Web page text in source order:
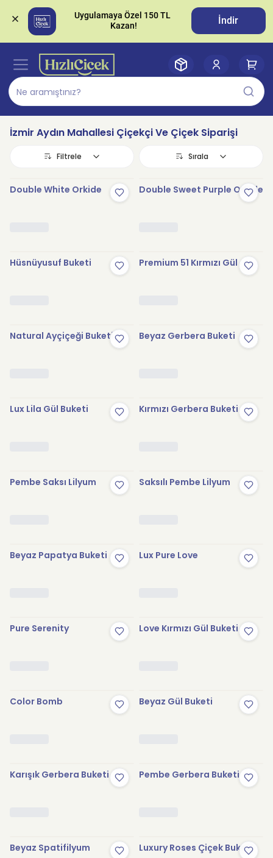
Uygulamaya Özel 150 TL
İndir
İzmir Aydın Mahallesi Çiçekçi Ve Çiçek Siparişi
Filtrele Sırala
Double White Orkide Double Sweet Purple Orkide
Hüsnüyusuf Buketi Premium 51 Kırmızı Gül
Natural Ayçiçeği Buketi Beyaz Gerbera Buketi
Lux Lila Gül Buketi Kırmızı Gerbera Buketi
Pembe Saksı Lilyum Saksılı Pembe Lilyum
Beyaz Papatya Buketi Lux Pure Love
Pure Serenity Love Kırmızı Gül Buketi
Color Bomb Beyaz Gül Buketi
Karışık Gerbera Buketi Pembe Gerbera Buketi
Beyaz Spatifilyum Luxury Roses Çiçek Buketi